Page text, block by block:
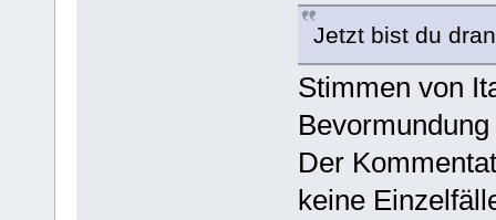
Jetzt bist du
Stimmen von
Der
keine